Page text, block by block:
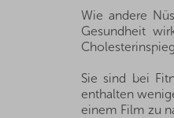
Wie andere
Gesundheit
Sie sind bei
enthalten
einem Film zu